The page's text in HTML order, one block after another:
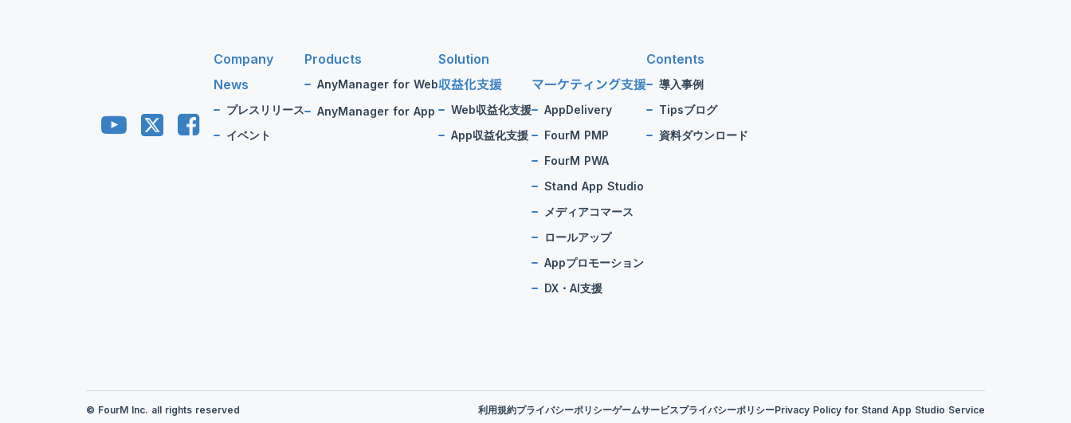
Company
News
プレスリリース
イベント
Products
AnyManager for Web
AnyManager for App
Solution
収益化支援
Web収益化支援
App収益化支援
マーケティング支援
AppDelivery
FourM PMP
FourM PWA
Stand App Studio
メディアコマース
ロールアップ
Appプロモーション
DX・AI支援
Contents
導入事例
Tipsブログ
資料ダウンロード
© FourM Inc. all rights reserved 利用規約プライバシーポリシーゲームサービスプライバシーポリシーPrivacy Policy for Stand App Studio Service